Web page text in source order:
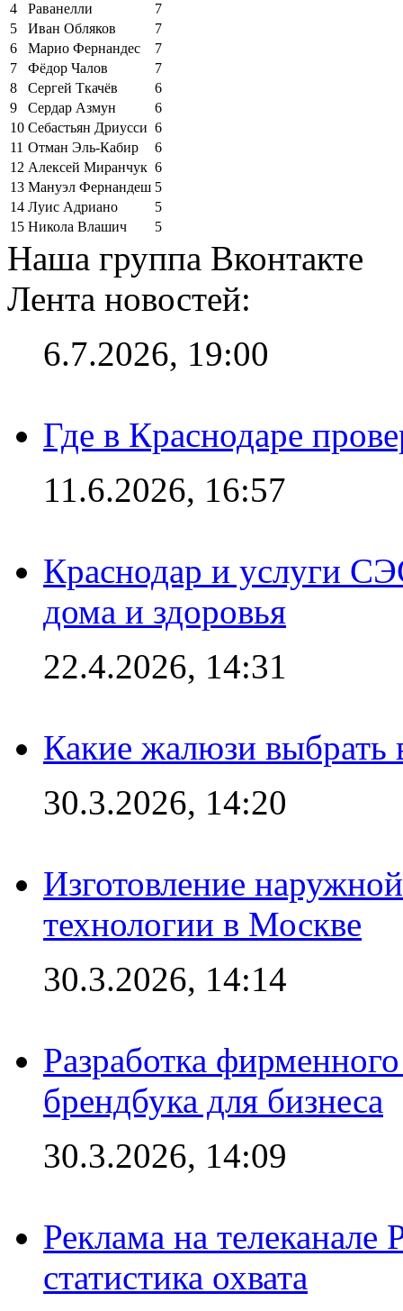
4 Раванелли
7
5
Иван Обляков
7
6
Марио Фернандес
7
7
Фёдор Чалов
7
8
Сергей Ткачёв
6
9
Сердар Азмун
6
10 Себастьян Дриусси 6
11 Отман Эль-Кабир
6
12 Алексей Миранчук 6
13 Мануэл Фернандеш 5
14 Луис Адриано
5
15 Никола Влашич 5
Наша группа Вконтакте
Лента новостей:
6.7.2026, 19:00
Где в Краснодаре
11.6.2026, 16:57
Краснодар и услуги
дома и здоровья
22.4.2026, 14:31
Какие жалюзи выбрать
30.3.2026, 14:20
Изготовление
технологии в Москве
30.3.2026, 14:14
Разработка
брендбука для бизнеса
30.3.2026, 14:09
Реклама на
статистика охвата